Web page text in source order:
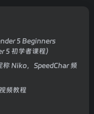
5 Beginners
5 初学者课程）
Niko，SpeedChar 频
频教程